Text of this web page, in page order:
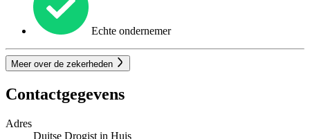
Echte ondernemer
Meer over de zekerheden
Contactgegevens
Adres
Duitse Drogist in Huis